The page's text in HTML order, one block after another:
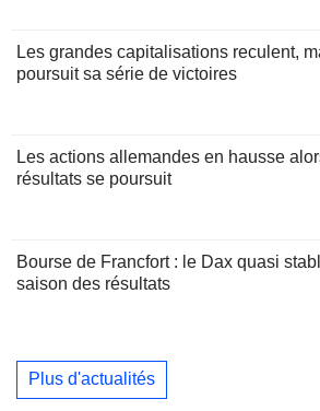
Les grandes capitalisations reculent,
poursuit sa série de victoires
Les actions allemandes en hausse
résultats se poursuit
Bourse de Francfort : le Dax quasi
saison des résultats
Plus d'actualités